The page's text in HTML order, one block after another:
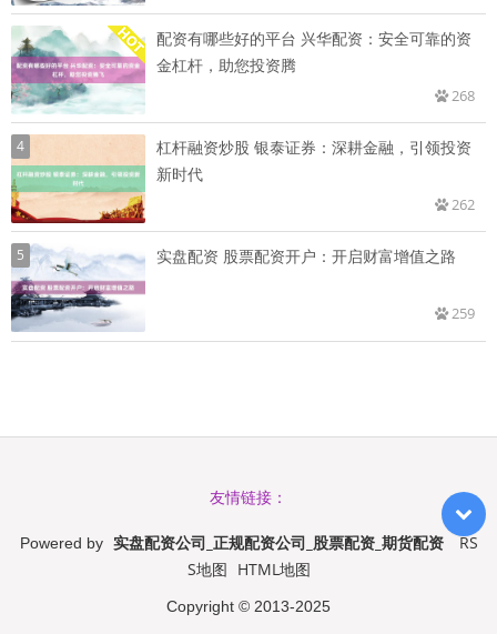
配资有哪些好的平台 兴华配资：安全可靠的资
金杠杆，助您投资腾
268
4
杠杆融资炒股 银泰证券：深耕金融，引领投资
新时代
262
5 实盘配资 股票配资开户：开启财富增值之路
259
友情链接：
Powered by 实盘配资公司_正规配资公司_股票配资_期货配资
RS
S地图 HTML地图
Copyright © 2013-2025